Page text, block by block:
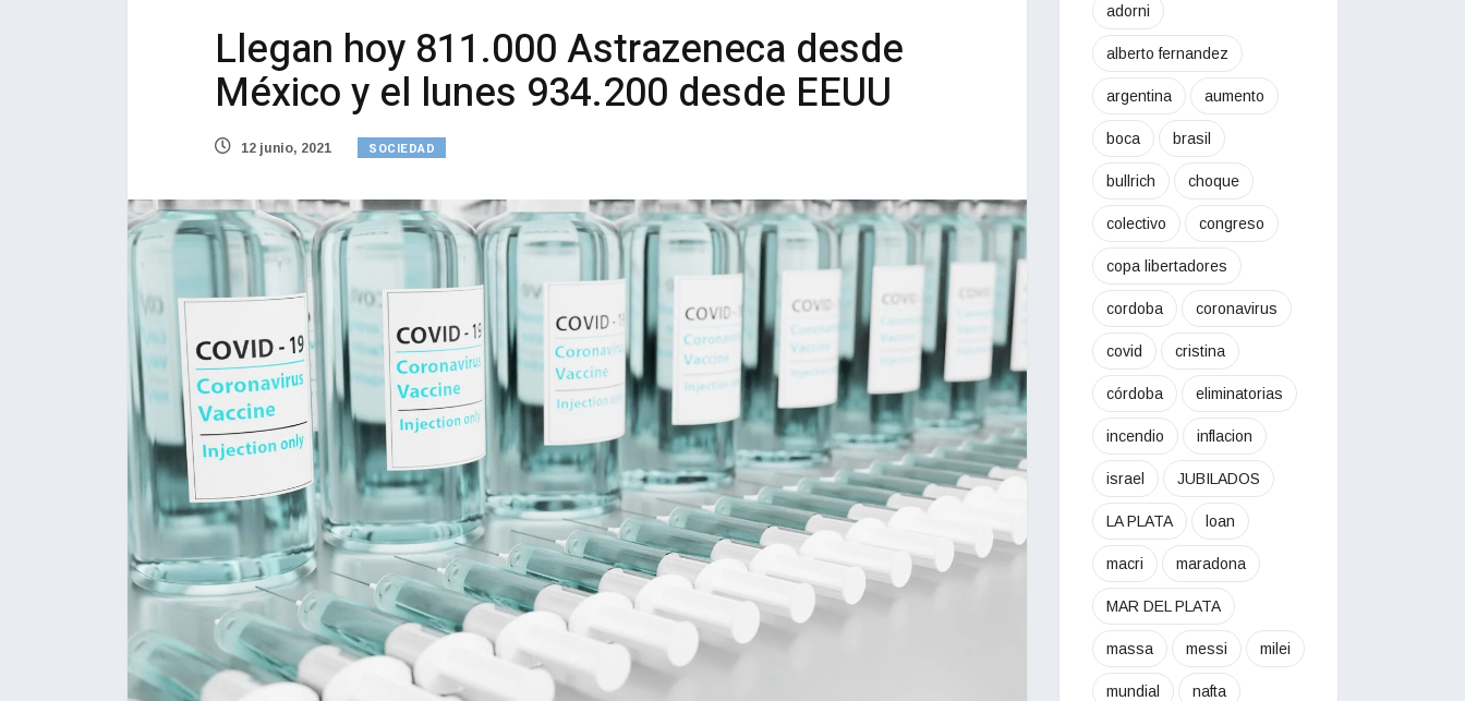
Llegan hoy 811.000 Astrazeneca desde
México y el lunes 934.200 desde EEUU
12 junio, 2021 SOCIEDAD
adorni
alberto fernandez
argentina aumento
boca brasil
bullrich choque
colectivo congreso
copa libertadores
cordoba coronavirus
covid cristina
córdoba eliminatorias
incendio inflacion
israel JUBILADOS
LA PLATA loan
macri maradona
MAR DEL PLATA
massa messi milei
mundial nafta